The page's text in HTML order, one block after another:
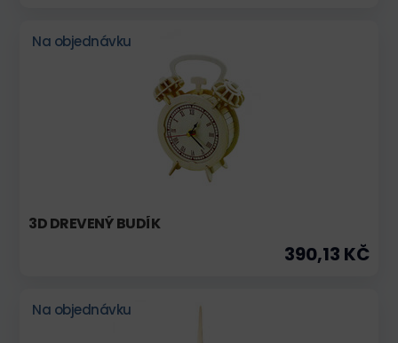
Na objednávku
3D DREVENÝ BUDÍK
390,13 KČ
Na objednávku